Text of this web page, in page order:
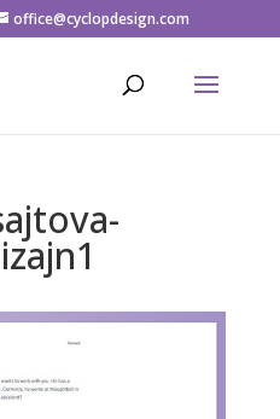
office@cyclopdesign.com